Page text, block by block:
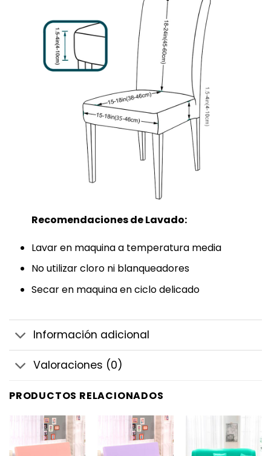
Recomendaciones de Lavado:
Lavar en maquina a temperatura media
No utilizar cloro ni blanqueadores
Secar en maquina en ciclo delicado
Información adicional
Valoraciones (0)
PRODUCTOS RELACIONADOS